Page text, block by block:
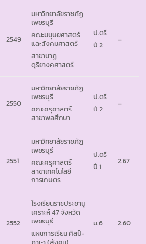
2549
มหาวิทยาลัยราชภัฏ
เพชรบุรี
คณะมนุษยศาสตร์
และสังคมศาสตร์
สาขานาฏ
ดุริยางคศาสตร์
ป.ตรี
ปี 2
–
2550
มหาวิทยาลัยราชภัฏ
เพชรบุรี
คณะครุศาสตร์
สาขาพลศึกษา
ป.ตรี
ปี 2
–
2551
มหาวิทยาลัยราชภัฏ
เพชรบุรี
คณะครุศาสตร์
สาขาเทคโนโลยี
การเกษตร
ป.ตรี
ปี 1
2.67
2552
โรงเรียนราชประชานุ
เคราะห์ 47 จังหวัด
เพชรบุรี
แผนการเรียน ศิลป์-
ม.6 2.60